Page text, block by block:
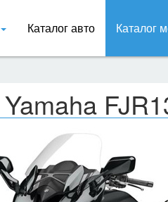
Каталог авто Каталог
Yamaha